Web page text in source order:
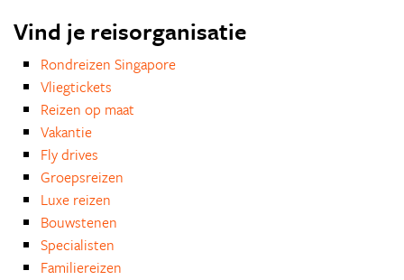
Vind je reisorganisatie
Rondreizen Singapore
Vliegtickets
Reizen op maat
Vakantie
Fly drives
Groepsreizen
Luxe reizen
Bouwstenen
Specialisten
Familiereizen